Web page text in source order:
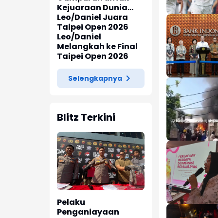
Kejuaraan Dunia
2026
Leo/Daniel Juara
Taipei Open 2026
Leo/Daniel
Melangkah ke Final
Taipei Open 2026
Selengkapnya
Blitz Terkini
Pelaku
Penganiayaan